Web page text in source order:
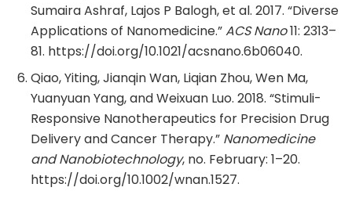
Sumaira Ashraf, Lajos P Balogh, et al. 2017. “Diverse
Applications of Nanomedicine.”ACS Nano11: 2313–
81. https://doi.org/10.1021/acsnano.6b06040.
Qiao, Yiting, Jianqin Wan, Liqian Zhou, Wen Ma,
Yuanyuan Yang, and Weixuan Luo. 2018. “Stimuli-
Responsive Nanotherapeutics for Precision Drug
Delivery and Cancer Therapy.” Nanomedicine
and Nanobiotechnology, no. February: 1–20.
https://doi.org/10.1002/wnan.1527.